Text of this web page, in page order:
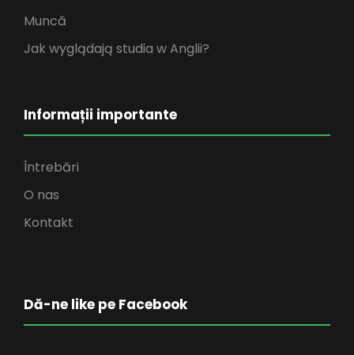
Muncă
Jak wyglądają studia w Anglii?
Informații importante
Întrebări
O nas
Kontakt
Dă-ne like pe Facebook